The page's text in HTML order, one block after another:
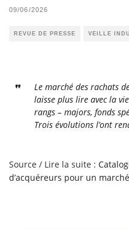
09/06/2026
REVUE DE PRESSE VEILLE
Le marché des rachats
laisse plus lire avec la
rangs – majors, fonds
Trois évolutions l’ont
Source / Lire la suite :
d’acquéreurs pour un